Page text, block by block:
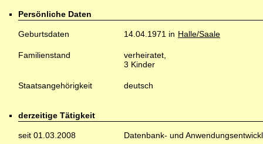
Persönliche Daten
Geburtsdaten 14.04.1971 in Halle/Saale
Familienstand
verheiratet,
3 Kinder
Staatsangehörigkeit deutsch
derzeitige Tätigkeit
seit 01.03.2008 Datenbank- und